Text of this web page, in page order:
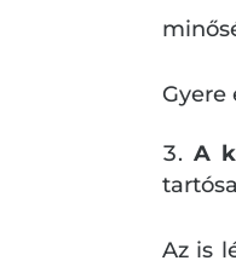
Gyere
A
Az is